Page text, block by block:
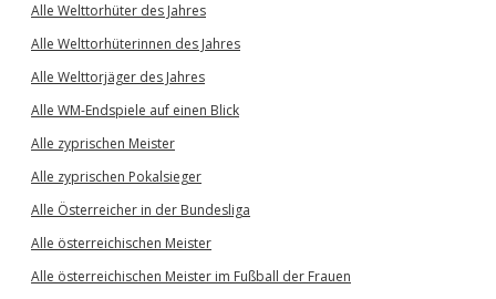
Alle Welttorhüter des Jahres
Alle Welttorhüterinnen des Jahres
Alle Welttorjäger des Jahres
Alle WM-Endspiele auf einen Blick
Alle zyprischen Meister
Alle zyprischen Pokalsieger
Alle Österreicher in der Bundesliga
Alle österreichischen Meister
Alle österreichischen Meister im Fußball der Frauen